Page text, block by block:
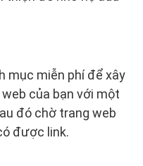
mục miễn phí để xây
của bạn với một
đó chờ trang web
được link.